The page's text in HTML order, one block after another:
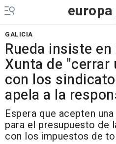
europa
GALICIA
Rueda insiste
Xunta de "cerrar
con los
apela a la
Espera que acepten
para el presupuesto de
con los impuestos de